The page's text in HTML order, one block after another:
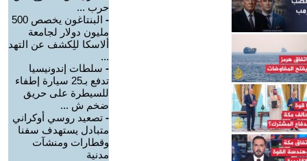
حرب ...
-
البنتاغون يخصص 500
مليون دولار لجامعة
ألاسكا للِكشف عن التهد
...
- سلطات إندونيسيا
تدفع بـ25 سيارة إطفاء
للسيطرة على حريق
ضخم ش ...
- تصعيد روسي أوكراني
متبادل يستهدف سفنا
وقطارات ومنشآت
مدنية